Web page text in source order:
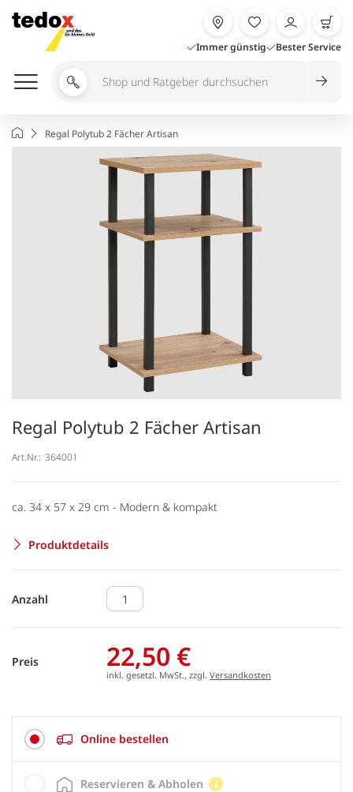
Inhalt
springen
Immer günstig Bester Service
Shop
durchsuchen
StartseiteRegal Polytub 2 Fächer Artisan
Regal Polytub 2 Fächer Artisan
Art.Nr.: 364001
ca. 34 x 57 x 29 cm - Modern & kompakt
Produktdetails
Anzahl
Preis 22,50 €
inkl. gesetzl. MwSt., zzgl. Versandkosten
Online bestellen
Reservieren & Abholen